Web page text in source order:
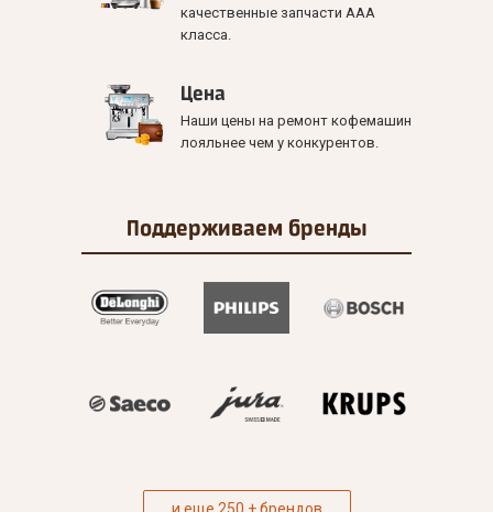
качественные запчасти ААА
класса.
Цена
Наши цены на ремонт кофемашин
лояльнее чем у конкурентов.
Поддерживаем бренды